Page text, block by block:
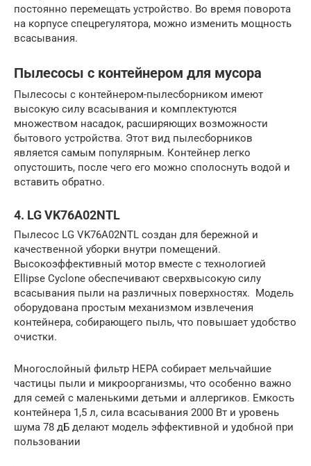
постоянно перемещать устройство. Во время поворота
на корпусе спецрегулятора, можно изменить мощность
всасывания.
Пылесосы с контейнером для мусора
Пылесосы с контейнером-пылесборником имеют
высокую силу всасывания и комплектуются
множеством насадок, расширяющих возможности
бытового устройства. Этот вид пылесборников
является самым популярным. Контейнер легко
опустошить, после чего его можно сполоснуть водой и
вставить обратно.
4. LG VK76A02NTL
Пылесос LG VK76A02NTL создан для бережной и
качественной уборки внутри помещений.
Высокоэффективный мотор вместе с технологией
Ellipse Cyclone обеспечивают сверхвысокую силу
всасывания пыли на различных поверхностях. Модель
оборудована простым механизмом извлечения
контейнера, собирающего пыль, что повышает удобство
очистки.
Многослойный фильтр НЕРА собирает мельчайшие
частицы пыли и микроорганизмы, что особенно важно
для семей с маленькими детьми и аллергиков. Емкость
контейнера 1,5 л, сила всасывания 2000 Вт и уровень
шума 78 дБ делают модель эффективной и удобной при
пользовании